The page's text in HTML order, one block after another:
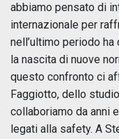
abbiamo pensato di
internazionale per
nell’ultimo periodo
la nascita di nuove
questo confronto ci
Faggiotto, dello
collaboriamo da anni
legati alla safety. A